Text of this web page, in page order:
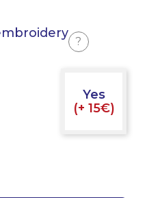
?
Yes
(+ 15€)